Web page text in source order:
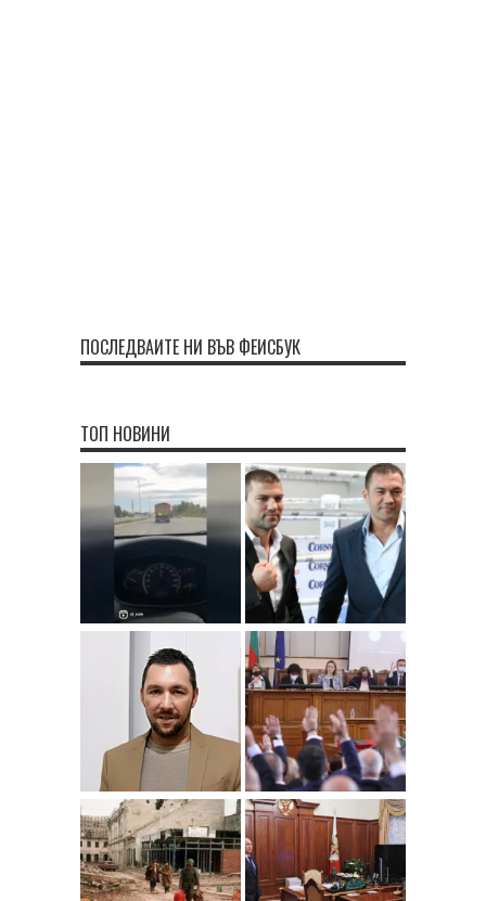
ПОСЛЕДВАЙТЕ НИ ВЪВ ФЕЙСБУК
ТОП НОВИНИ